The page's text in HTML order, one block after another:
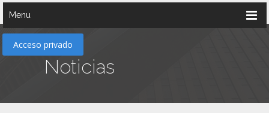
Menu
Acceso privado
Noticias